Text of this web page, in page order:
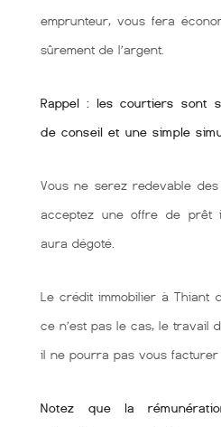
emprunteur, vous fera
sûrement de l’argent.
Rappel : les courtiers sont
de conseil et une simple
Vous ne serez redevable
acceptez une offre de prêt
aura dégoté.
Le crédit immobilier à Thiant
ce n’est pas le cas, le travail
il ne pourra pas vous facturer
Notez que la